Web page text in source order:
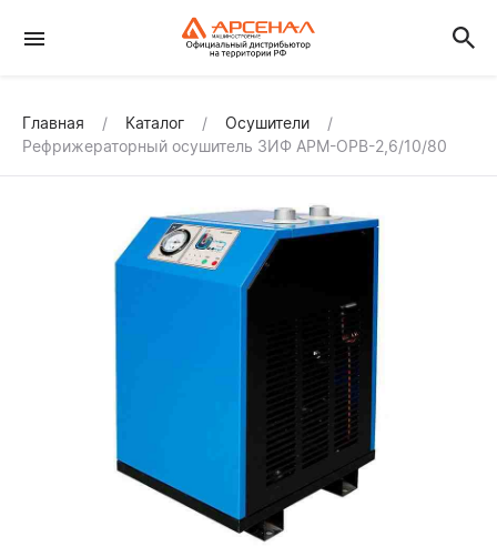
Главная Каталог
Осушители
Рефрижераторный осушитель ЗИФ АРМ-ОРВ-2,6/10/80